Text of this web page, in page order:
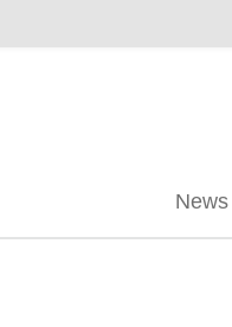
News